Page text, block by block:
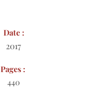
Date :
2017
Pages :
440